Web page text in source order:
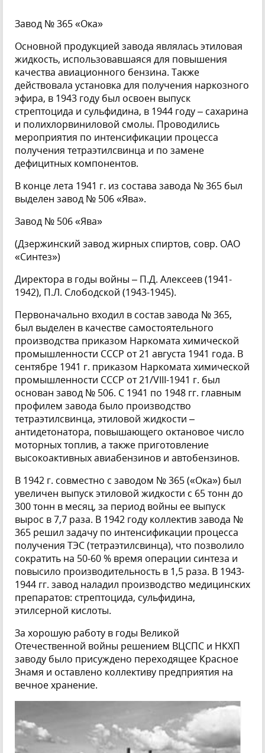
Завод № 365 «Ока»
Основной продукцией завода являлась этиловая
жидкость, использовавшаяся для повышения
качества авиационного бензина. Также
действовала установка для получения наркозного
эфира, в 1943 году был освоен выпуск
стрептоцида и сульфидина, в 1944 году – сахарина
и полихлорвиниловой смолы. Проводились
мероприятия по интенсификации процесса
получения тетраэтилсвинца и по замене
дефицитных компонентов.
В конце лета 1941 г. из состава завода № 365 был
выделен завод № 506 «Ява».
Завод № 506 «Ява»
(Дзержинский завод жирных спиртов, совр. ОАО
«Синтез»)
Директора в годы войны – П.Д. Алексеев (1941-
1942), П.Л. Слободской (1943-1945).
Первоначально входил в состав завода № 365,
был выделен в качестве самостоятельного
производства приказом Наркомата химической
промышленности СССР от 21 августа 1941 года. В
сентябре 1941 г. приказом Наркомата химической
промышленности СССР от 21/VIII-1941 г. был
основан завод № 506. С 1941 по 1948 гг. главным
профилем завода было производство
тетраэтилсвинца, этиловой жидкости –
антидетонатора, повышающего октановое число
моторных топлив, а также приготовление
высокоактивных авиабензинов и автобензинов.
В 1942 г. совместно с заводом № 365 («Ока») был
увеличен выпуск этиловой жидкости с 65 тонн до
300 тонн в месяц, за период войны ее выпуск
вырос в 7,7 раза. В 1942 году коллектив завода №
365 решил задачу по интенсификации процесса
получения ТЭС (тетраэтилсвинца), что позволило
сократить на 50-60 % время операции синтеза и
повысило производительность в 1,5 раза. В 1943-
1944 гг. завод наладил производство медицинских
препаратов: стрептоцида, сульфидина,
этилсерной кислоты.
За хорошую работу в годы Великой
Отечественной войны решением ВЦСПС и НКХП
заводу было присуждено переходящее Красное
Знамя и оставлено коллективу предприятия на
вечное хранение.